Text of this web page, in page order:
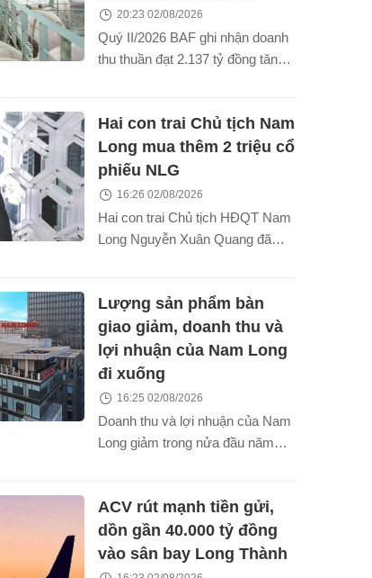
20:23 02/08/2026
Quý II/2026 BAF ghi nhận doanh
thu thuần đạt 2.137 tỷ đồng tăng
xuống còn 104 tỷ đồng.
Hai con trai Chủ tịch Nam
Long mua thêm 2 triệu cổ
phiếu NLG
16:26 02/08/2026
Hai con trai Chủ tịch HĐQT Nam
Long Nguyễn Xuân Quang đã
cảnh doanh nghiệp vừa có biến
động nhân sự cấp cao.
Lượng sản phẩm bàn
giao giảm, doanh thu và
lợi nhuận của Nam Long
đi xuống
16:25 02/08/2026
Doanh thu và lợi nhuận của Nam
Long giảm trong nửa đầu năm
ACV rút mạnh tiền gửi,
dồn gần 40.000 tỷ đồng
vào sân bay Long Thành